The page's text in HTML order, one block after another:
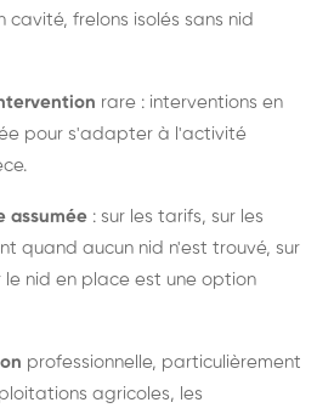
cavité, frelons isolés sans nid
rare : interventions en
pour s'adapter à l'activité
assumée : sur les tarifs, sur les
quand aucun nid n'est trouvé, sur
le nid en place est une option
professionnelle, particulièrement
agricoles, les